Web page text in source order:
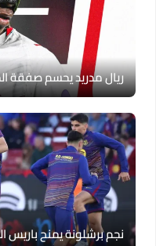
ريال مدريد يحسم صفقة
نجم برشلونة يمنح باريس